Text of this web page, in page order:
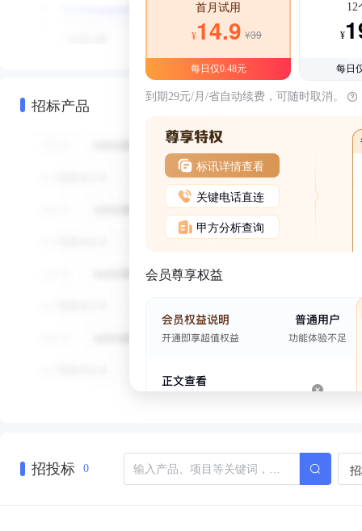
招标产品
首月试用
¥14.9 ¥39
每日仅0.48元
12
¥
每日
到期29元/月/省自动续费，可随时取消。
标讯详情查看
关键电话直连
甲方分析查询
会员尊享权益
招投标 0